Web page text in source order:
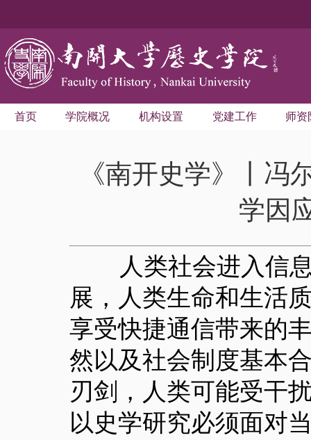
首页 学院概况 机构设置 党建工作 师资
《南开史学》丨冯
学因
人类社会进入信息
展，人类生命和生活
享受快捷通信带来的
然以及社会制度基本
刃剑，人类可能受干
以史学研究必须面对